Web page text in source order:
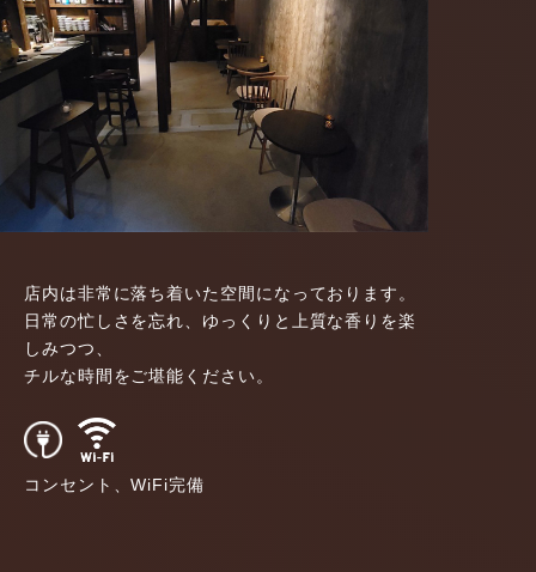
店内は非常に落ち着いた空間になっております。
日常の忙しさを忘れ、ゆっくりと上質な香りを楽
しみつつ、
チルな時間をご堪能ください。
コンセント、WiFi完備